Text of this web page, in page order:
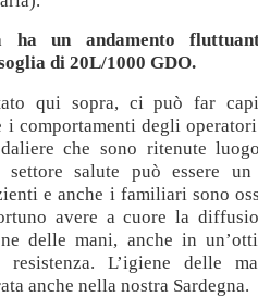
ha un andamento
di 20L/1000 GDO.
qui sopra, ci può far
i comportamenti degli
che sono ritenute
settore salute può essere
e anche i familiari sono
avere a cuore la
delle mani, anche in
resistenza. L’igiene delle
anche nella nostra Sardegna.